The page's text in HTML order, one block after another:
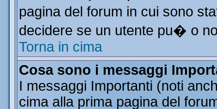
pagina del forum in cui sono
decidere se un utente pu� o
Torna in cima
Cosa sono i messaggi
I messaggi Importanti (noti
cima alla prima pagina del